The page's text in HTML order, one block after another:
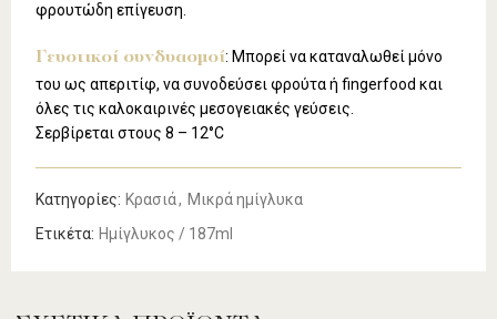
φρουτώδη επίγευση.
Γευστικοί συνδυασμοί: Μπορεί να καταναλωθεί μόνο
του ως απεριτίφ, να συνοδεύσει φρούτα ή fingerfood και
όλες τις καλοκαιρινές μεσογειακές γεύσεις.
Σερβίρεται στους 8 – 12°C
Κατηγορίες: Κρασιά, Μικρά ημίγλυκα
Ετικέτα: Ημίγλυκος / 187ml